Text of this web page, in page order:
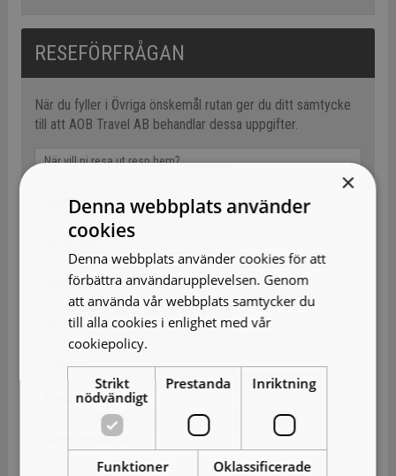
RESEFÖRFRÅGAN
När du fyller i Övriga önskemål rutan ger du ditt samtycke
till att AOB Travel AB behandlar dessa uppgifter.
×
Denna webbplats använder
cookies
Denna webbplats använder cookies för att
förbättra användarupplevelsen. Genom
att använda vår webbplats samtycker du
till alla cookies i enlighet med vår
cookiepolicy.
Strikt
nödvändigt
Prestanda Inriktning
Funktioner Oklassificerade